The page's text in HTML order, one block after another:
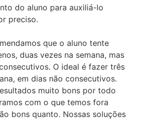
do aluno para auxiliá-lo
preciso.
que o aluno tente
duas vezes na semana, mas
O ideal é fazer três
em dias não consecutivos.
muito bons por todo
com o que temos fora
bons quanto. Nossas soluções